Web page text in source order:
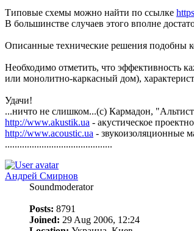
Типовые схемы можно найти по ссылке
В большинстве случаев этого вполне
Описанные технические решения подобны
Необходимо отметить, что эффективность
или монолитно-каркасный дом),
Удачи!
...ничто не слишком...(с) Кармадон,
http://www.akustik.ua - акустическое
http://www.acoustic.ua - звукоизоляционные
............................................
Андрей Смирнов
Soundmoderator
Posts: 8791
Joined: 29 Aug 2006, 12:24